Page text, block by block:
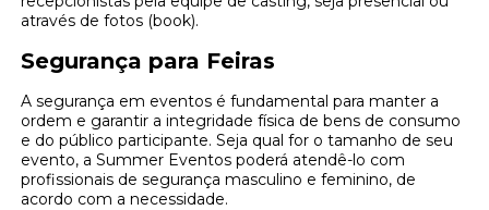
através de fotos (book).
Segurança para Feiras
A segurança em eventos é fundamental para manter a
ordem e garantir a integridade física de bens de consumo
e do público participante. Seja qual for o tamanho de seu
evento, a Summer Eventos poderá atendê-lo com
profissionais de segurança masculino e feminino, de
acordo com a necessidade.